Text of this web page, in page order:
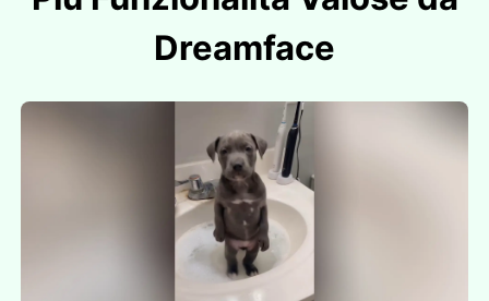
Dreamface